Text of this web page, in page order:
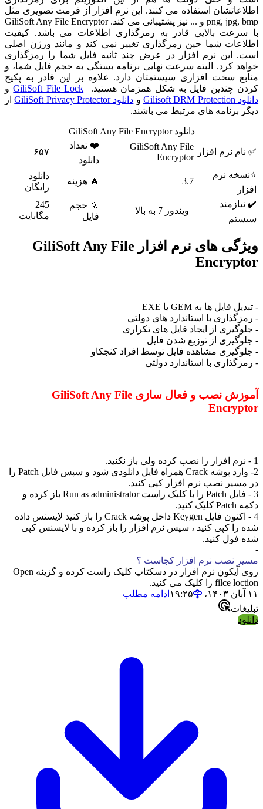
اطلاعاتشان استفاده می کنند. این نرم افزار از فرمت تصویری مثل
png, jpg, bmp و ... نیز پشتیبانی می کند. GiliSoft Any File Encryptor
با سرعت بالایی قادر به رمزگذاری اطلاعات می باشد. کیفیت
اطلاعات شما حین رمزگذاری تغییر نمی کند و مانند ورژن اصلی
است. این نرم افزار در عرض چند ثانیه فایل شما را رمزگذاری
خواهد کرد. البته سرعت نهایی برنامه بستگی به حجم فایل شما، و
منابع سخت افزاری سیستمتان دارد. علاوه بر این قادر به پکیج
کردن چندین فایل به شکل همزمان هستید. GiliSoft File Lockو
دانلود Gilisoft DRM Protection
و دانلود GiliSoft Privacy Protector
از
دیگر برنامه های مرتبط می باشند.
دانلود GiliSoft Any File Encryptor
✅ نام نرم افزار
GiliSoft Any File
Encryptor
❤️ تعداد
دانلود
۶۵۷
⭐نسخه نرم
افزار
3.7 🔥 هزینه
دانلود
رایگان
✔️ نیازمند
سیستم
ویندوز 7 به بالا
🔆 حجم
فایل
245
مگابایت
ویژگی های نرم افزار GiliSoft Any File
Encryptor
- تبدیل فایل ها به GEM یا EXE
- رمزگذاری با استاندارد های دولتی
- جلوگیری از ایجاد فایل های تکراری
- جلوگیری از توزیع شدن فایل
- جلوگیری مشاهده فایل توسط افراد کنجکاو
- رمزگذاری با استاندارد دولتی
آموزش نصب و فعال سازی GiliSoft Any File
Encryptor
1 - نرم افزار را نصب کرده ولی باز نکنید.
2- وارد پوشه Crack همراه فایل دانلودی شود و سپس فایل Patch را
در مسیر نصب نرم افزار کپی کنید.
3 - فایل Patch را با کلیک راست Run as administrator باز کرده و
دکمه Patch کلیک کنید.
4 - اکنون فایل Keygen داخل پوشه Crack را باز کنید لایسنس داده
شده را کپی کنید ، سپس نرم افزار را باز کرده و با لایسنس کپی
شده فول کنید.
-
مسیر نصب نرم افزار کجاست ؟
روی آیکون نرم افزار در دسکتاپ کلیک راست کرده و گزینه Open
filce loction را کلیک می کنید.
۱۱ آبان ۱۴۰۳،‏ ۱۹:۲۵
ادامه مطلب
تبلیغات
دانلود